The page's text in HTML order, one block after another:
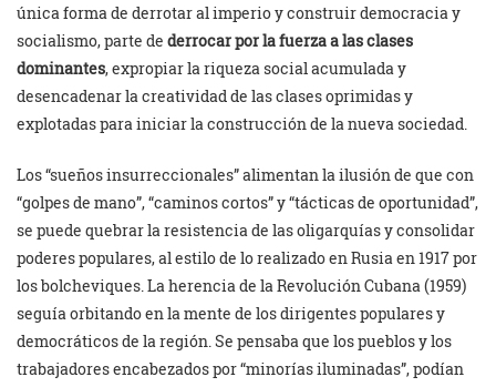
única forma de derrotar al imperio y construir democracia y
socialismo, parte de derrocar por la fuerzaa las clases
dominantes, expropiar la riqueza social acumulada y
desencadenar la creatividad de las clases oprimidas y
explotadas para iniciar la construcción de la nueva sociedad.
Los “sueños insurreccionales” alimentan la ilusión de que con
“golpes de mano”, “caminos cortos” y “tácticas de oportunidad”,
se puede quebrar la resistencia de las oligarquías y consolidar
poderes populares, al estilo de lo realizado en Rusia en 1917 por
los bolcheviques. La herencia de la Revolución Cubana (1959)
seguía orbitando en la mente de los dirigentes populares y
democráticos de la región. Se pensaba que los pueblos y los
trabajadores encabezados por “minorías iluminadas”, podían